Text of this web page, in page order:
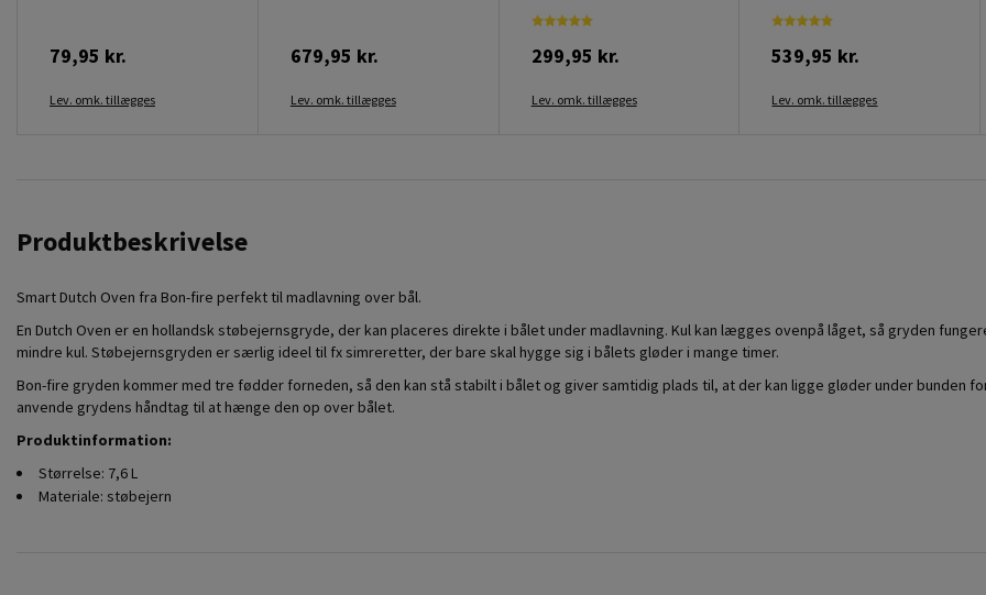
79,95 kr.
Lev. omk. tillægges
679,95 kr.
Lev. omk. tillægges
299,95 kr.
Lev. omk. tillægges
539,95 kr.
Lev. omk. tillægges
Produktbeskrivelse
Smart Dutch Oven fra Bon-fire perfekt til madlavning over bål.
En Dutch Oven er en hollandsk støbejernsgryde, der kan placeres direkte i bålet under madlavning. Kul kan lægges ovenpå låget, så gryden
mindre kul. Støbejernsgryden er særlig ideel til fx simreretter, der bare skal hygge sig i bålets gløder i mange timer.
Bon-fire gryden kommer med tre fødder forneden, så den kan stå stabilt i bålet og giver samtidig plads til, at der kan ligge gløder under bunden
anvende grydens håndtag til at hænge den op over bålet.
Produktinformation:
Størrelse: 7,6 L
Materiale: støbejern